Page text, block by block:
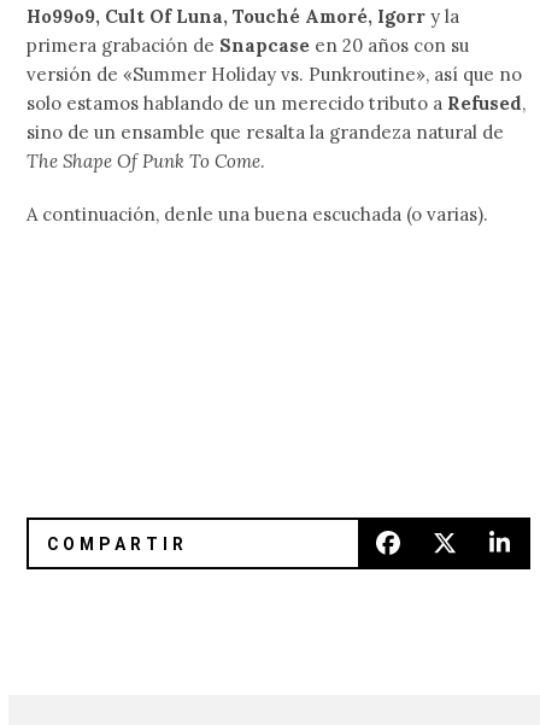
Ho99o9, Cult Of Luna, Touché Amoré, Igorr y la
primera grabación de Snapcase en 20 años con su
versión de «Summer Holiday vs. Punkroutine», así que no
solo estamos hablando de un merecido tributo a Refused,
sino de un ensamble que resalta la grandeza natural de
The Shape Of Punk To Come.
A continuación, denle una buena escuchada (o varias).